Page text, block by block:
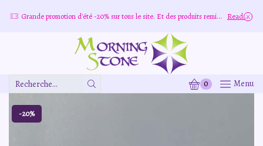
Grande promotion d'été -20% sur tous le site. Et des produits remisé indépendamment Read more
Zone
0 Menu
-20%